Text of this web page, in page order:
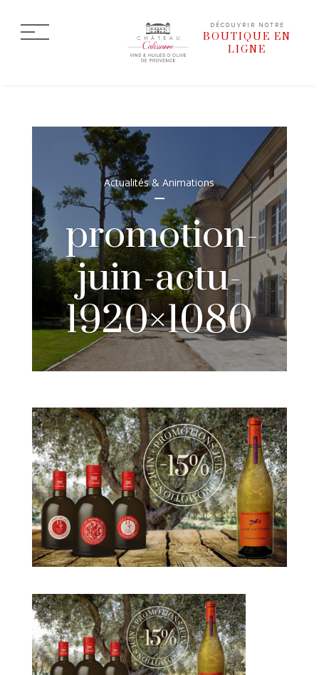
DÉCOUVRIR NOTRE
BOUTIQUE EN
LIGNE
Actualités & Animations
promotion-
juin-actu-
1920×1080